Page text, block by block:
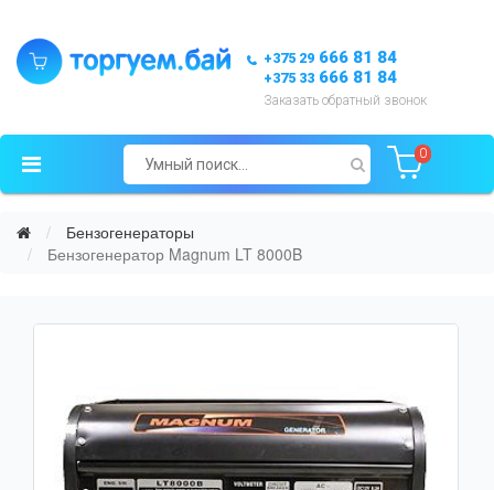
+375 29 666 81 84
+375 33 666 81 84
Заказать обратный звонок
0
Бензогенераторы
Бензогенератор Magnum LT 8000B